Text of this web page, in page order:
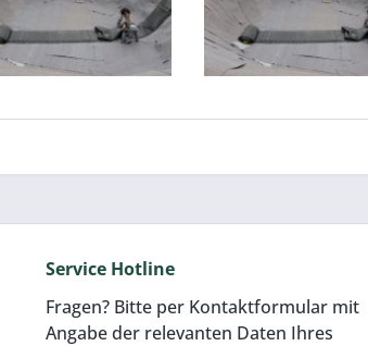
1 mm
m]
12,00 € pro m²
Kautschukfolie
m]
12,00 € pro m²
Service Hotline
Fragen? Bitte per Kontaktformular mit
Angabe der relevanten Daten Ihres